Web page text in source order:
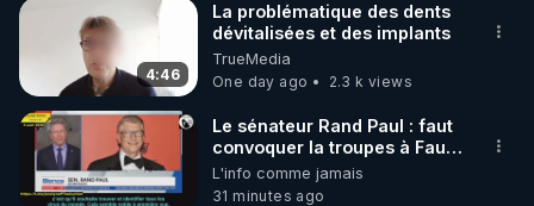
4:46
La problématique des dents
dévitalisées et des implants
TrueMedia
One day ago
2.3 k views
Le sénateur Rand Paul : faut
convoquer la troupes à Fauci
puis Bille gates, famille
eugéniste de le 18 siecle ! 😒
L'info comme jamais
31 minutes ago